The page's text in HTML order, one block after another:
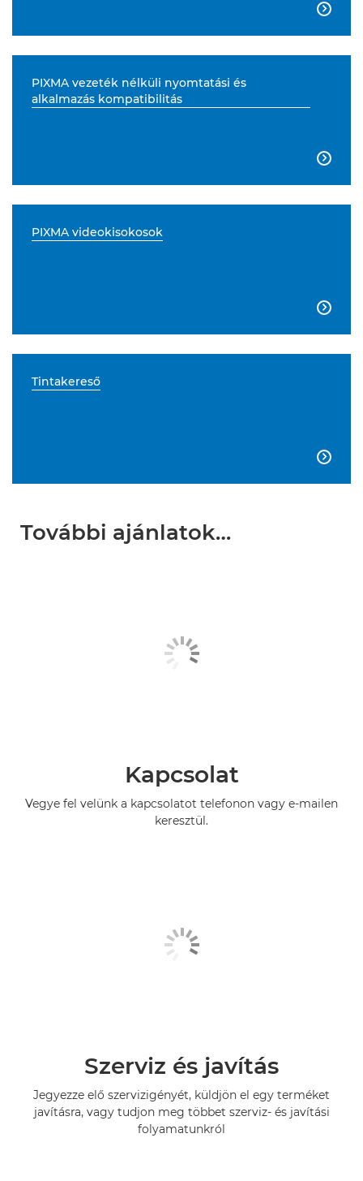

PIXMA vezeték nélküli nyomtatási és
alkalmazás kompatibilitás

PIXMA videokisokosok

Tintakereső

További ajánlatok…
Kapcsolat
Vegye fel velünk a kapcsolatot telefonon vagy e-mailen
keresztül.
Szerviz és javítás
Jegyezze elő szervizigényét, küldjön el egy terméket
javításra, vagy tudjon meg többet szerviz- és javítási
folyamatunkról